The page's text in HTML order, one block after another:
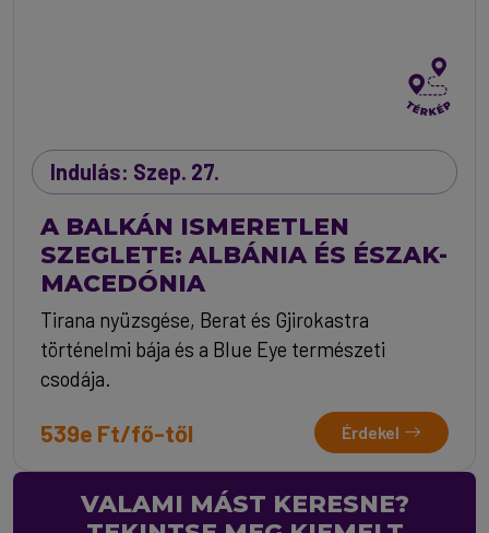
Indulás: Szep. 27.
A BALKÁN ISMERETLEN
SZEGLETE: ALBÁNIA ÉS ÉSZAK-
MACEDÓNIA
Tirana nyüzsgése, Berat és Gjirokastra
történelmi bája és a Blue Eye természeti
csodája.
539e Ft/fő-től Érdekel
VALAMI MÁST KERESNE?